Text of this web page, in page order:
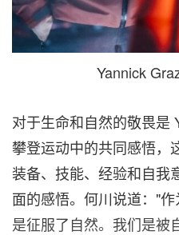
Yannick
对于生命和自然的敬畏是
攀登运动中的共同感悟，
装备、技能、经验和自我
面的感悟。何川说道："
是征服了自然。我们是被